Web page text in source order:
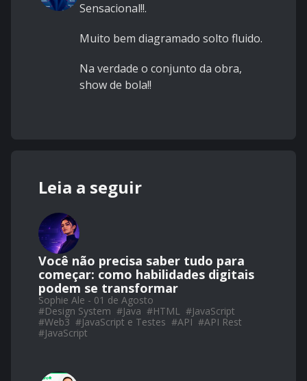
Sensacional!!.
Muito bem diagramado solto fluido.
Na verdade o conjunto da obra,
show de bola!!
Leia a seguir
Você não precisa saber tudo para
começar: como habilidades digitais
podem se transformar
Sophie Ale - 01 de Agosto
#Design System #Java #HTML #JavaScript
#Web3 #JavaScript e Testes #API #API Rest
#JavaScript